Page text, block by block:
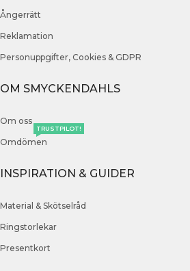
Ångerrätt
Reklamation
Personuppgifter, Cookies & GDPR
OM SMYCKENDAHLS
Om oss
Omdömen
TRUSTPILOT!
INSPIRATION & GUIDER
Material & Skötselråd
Ringstorlekar
Presentkort